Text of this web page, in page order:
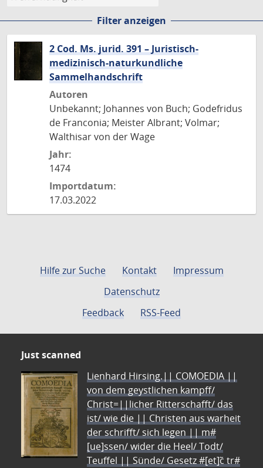
Filter anzeigen
2 Cod. Ms. jurid. 391 – Juristisch-
medizinisch-naturkundliche
Sammelhandschrift
Autoren
Unbekannt; Johannes von Buch; Godefridus
de Franconia; Meister Albrant; Volmar;
Walthisar von der Wage
Jahr:
1474
Importdatum:
17.03.2022
Hilfe zur Suche Kontakt
Impressum
Datenschutz
Feedback
RSS-Feed
Just scanned
Lienhard Hirsing.|| COMOEDIA ||
von dem geystlichen kampff/
Christ=||licher Ritterschafft/ das
ist/ wie die || Christen aus warheit
der schrifft/ sich legen || m#
[ue]ssen/ wider die Heel/ Todt/
Teuffel || Sünde/ Gesetz #[et]c̃ tr#